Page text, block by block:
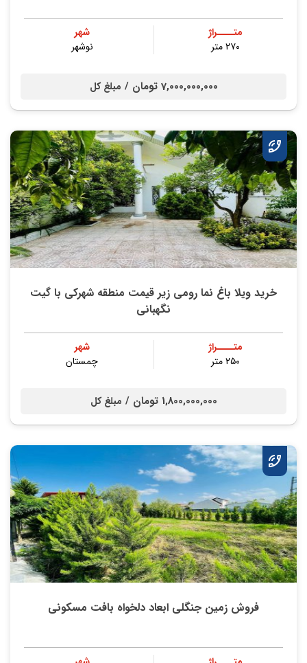
متــــراژ
۲۷۰ متر
شهر
نوشهر
7,000,000,000 تومان / مبلغ کل
خرید ویلا باغ نما رومی زیر قیمت منطقه شهرکی با گیت
نگهبانی
متــــراژ
۲۵۰ متر
شهر
چمستان
1,800,000,000 تومان / مبلغ کل
فروش زمین جنگلی ابعاد دلخواه بافت مسکونی